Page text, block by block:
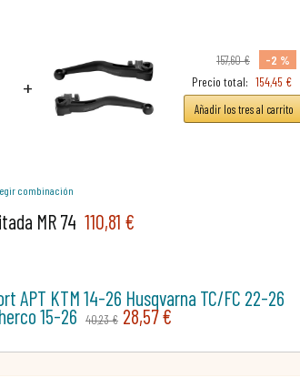
+
157,60 €
-2 %
Precio total: 154,45 €
Añadir los tres al carrito
combinación
MR 74 110,81 €
APT KTM 14-26 Husqvarna TC/FC 22-26
15-26 40,23 € 28,57 €